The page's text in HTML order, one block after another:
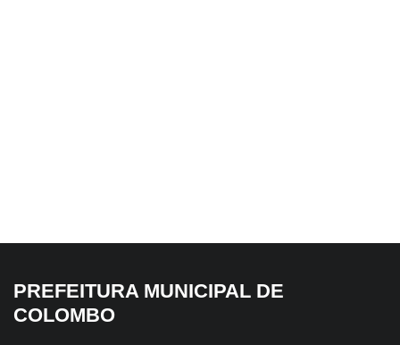
PREFEITURA MUNICIPAL DE
COLOMBO